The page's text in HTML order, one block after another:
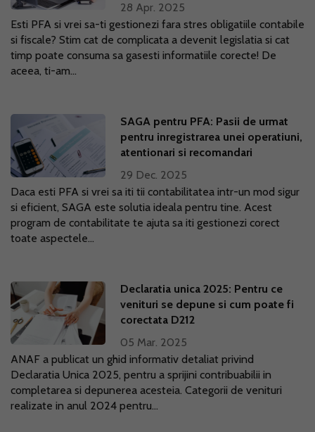
28 Apr. 2025
Esti PFA si vrei sa-ti gestionezi fara stres obligatiile contabile
si fiscale? Stim cat de complicata a devenit legislatia si cat
timp poate consuma sa gasesti informatiile corecte! De
aceea, ti-am...
SAGA pentru PFA: Pasii de urmat
pentru inregistrarea unei operatiuni,
atentionari si recomandari
29 Dec. 2025
Daca esti PFA si vrei sa iti tii contabilitatea intr-un mod sigur
si eficient, SAGA este solutia ideala pentru tine. Acest
program de contabilitate te ajuta sa iti gestionezi corect
toate aspectele...
Declaratia unica 2025: Pentru ce
venituri se depune si cum poate fi
corectata D212
05 Mar. 2025
ANAF a publicat un ghid informativ detaliat privind
Declaratia Unica 2025, pentru a sprijini contribuabilii in
completarea si depunerea acesteia. Categorii de venituri
realizate in anul 2024 pentru...